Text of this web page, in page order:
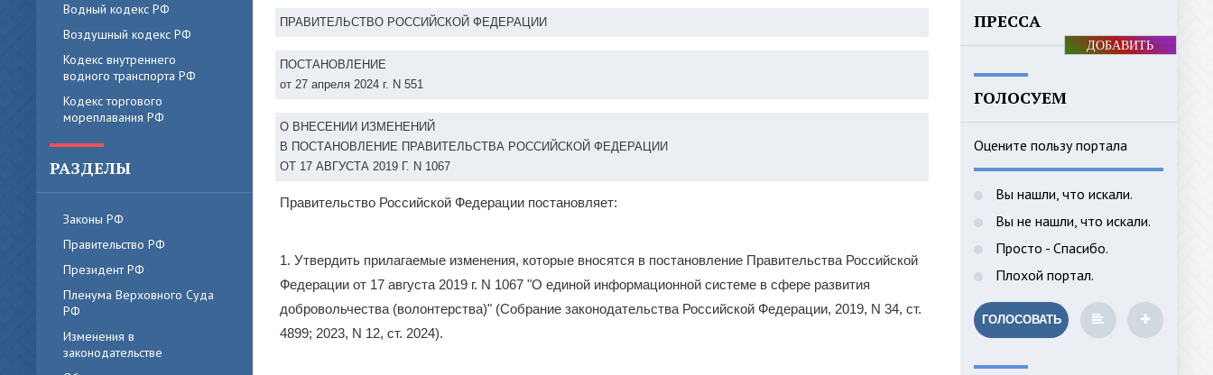
Водный кодекс РФ
Воздушный кодекс РФ
Кодекс внутреннего
водного транспорта РФ
Кодекс торгового
мореплавания РФ
РАЗДЕЛЫ
Законы РФ
Правительство РФ
Президент РФ
Пленума Верховного Суда
РФ
Изменения в
законодательстве
ПРАВИТЕЛЬСТВО РОССИЙСКОЙ ФЕДЕРАЦИИ
ПОСТАНОВЛЕНИЕ
от 27 апреля 2024 г. N 551
О ВНЕСЕНИИ ИЗМЕНЕНИЙ
В ПОСТАНОВЛЕНИЕ ПРАВИТЕЛЬСТВА РОССИЙСКОЙ ФЕДЕРАЦИИ
ОТ 17 АВГУСТА 2019 Г. N 1067
Правительство Российской Федерации постановляет:
1. Утвердить прилагаемые изменения, которые вносятся в постановление Правительства Российской
Федерации от 17 августа 2019 г. N 1067 "О единой информационной системе в сфере развития
добровольчества (волонтерства)" (Собрание законодательства Российской Федерации, 2019, N 34, ст.
4899; 2023, N 12, ст. 2024).
ПРЕССА
ДОБАВИТЬ
ГОЛОСУЕМ
Оцените пользу портала
Вы нашли, что искали.
Вы не нашли, что искали.
Просто - Спасибо.
Плохой портал.
ГОЛОСОВАТЬ